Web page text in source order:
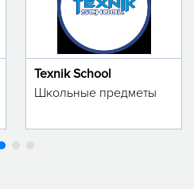
Texnik School
Школьные предметы